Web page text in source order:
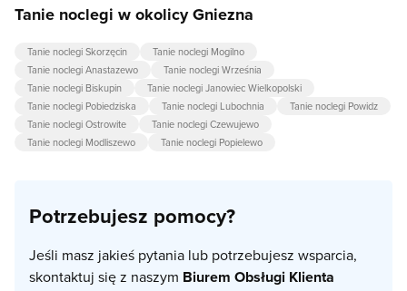
Tanie noclegi w okolicy Gniezna
Tanie noclegi Skorzęcin
Tanie noclegi Mogilno
Tanie noclegi Anastazewo
Tanie noclegi Września
Tanie noclegi Biskupin
Tanie noclegi Janowiec Wielkopolski
Tanie noclegi Pobiedziska
Tanie noclegi Lubochnia
Tanie noclegi Powidz
Tanie noclegi Ostrowite
Tanie noclegi Czewujewo
Tanie noclegi Modliszewo
Tanie noclegi Popielewo
Potrzebujesz pomocy?
Jeśli masz jakieś pytania lub potrzebujesz wsparcia,
skontaktuj się z naszym Biurem Obsługi Klienta